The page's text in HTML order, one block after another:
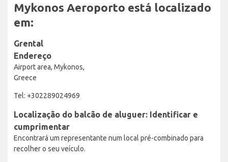
Mykonos Aeroporto está localizado
em:
Grental
Endereço
Airport area, Mykonos,
Greece
Tel: +302289024969
Localização do balcão de aluguer: Identificar e
cumprimentar
Encontrará um representante num local pré-combinado para
recolher o seu veículo.